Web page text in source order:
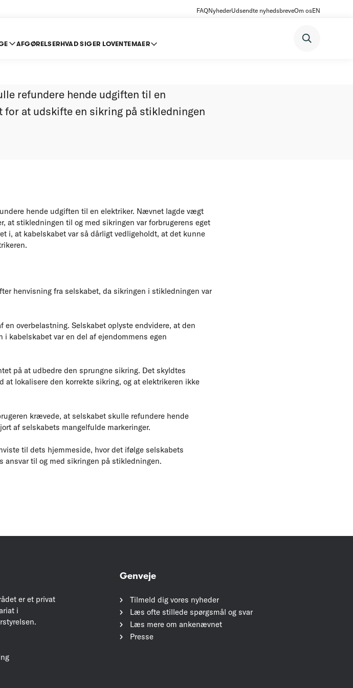
FAQNyhederUdsendte nyhedsbreveOm osEN
AFGØRELSERHVAD SIGER LOVENTEMAER
refundere hende udgiften til en
at udskifte en sikring på stikledningen
hende udgiften til en elektriker. Nævnet lagde vægt
at stikledningen til og med sikringen var forbrugerens eget
i, at kabelskabet var så dårligt vedligeholdt, at det kunne
henvisning fra selskabet, da sikringen i stikledningen var
overbelastning. Selskabet oplyste endvidere, at den
kabelskabet var en del af ejendommens egen
på at udbedre den sprungne sikring. Det skyldtes
at lokalisere den korrekte sikring, og at elektrikeren ikke
krævede, at selskabet skulle refundere hende
af selskabets mangelfulde markeringer.
til dets hjemmeside, hvor det ifølge selskabets
til og med sikringen på stikledningen.
er et privat
i
Genveje
Tilmeld dig vores nyheder
Læs ofte stillede spørgsmål og svar
Læs mere om ankenævnet
Presse